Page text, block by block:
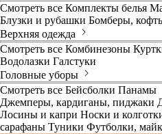
Смотреть все Комплекты белья
Блузки и рубашки Бомберы,
Верхняя одежда
Смотреть все Комбинезоны
Водолазки Галстуки
Головные уборы
Смотреть все Бейсболки Панамы
Джемперы, кардиганы, пиджаки
Лосины и капри Носки и
сарафаны Туники Футболки,